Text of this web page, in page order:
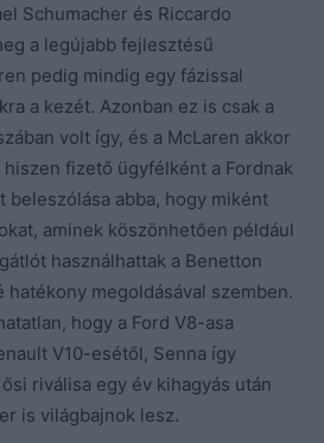
Schumacher és Riccardo
a legújabb fejlesztésű
pedig mindig egy fázissal
a kezét. Azonban ez is csak a
volt így, és a McLaren akkor
fizető ügyfélként a Fordnak
beleszólása abba, hogy miként
aminek köszönhetően például
használhattak a Benetton
hatékony megoldásával szemben.
hogy a Ford V8-asa
V10-esétől, Senna így
riválisa egy év kihagyás után
is világbajnok lesz.